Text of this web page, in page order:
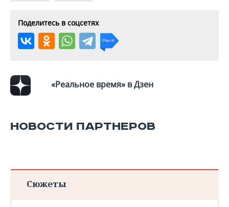
Поделитесь в соцсетях
«Реальное время» в Дзен
НОВОСТИ ПАРТНЕРОВ
Сюжеты